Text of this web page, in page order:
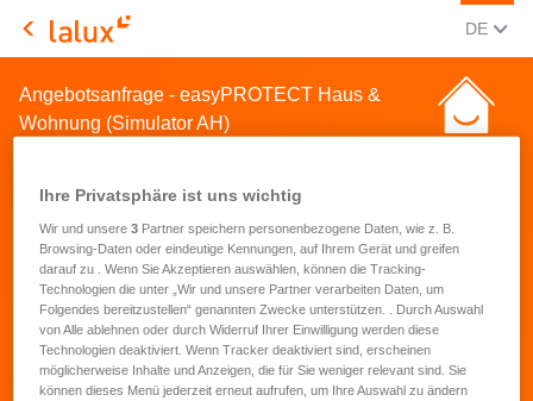
LALUX Assurances
DE
Angebotsanfrage - easyPROTECT Haus &
Wohnung (Simulator AH)
Angebotsanfrage für eine
Hausrat- und
Wohnungsversicherung
Ihre Privatsphäre ist uns wichtig
Wir und unsere3 Partner speichern personenbezogene Daten, wie z. B.
Browsing-Daten oder eindeutige Kennungen, auf Ihrem Gerät und greifen
darauf zu . Wenn Sie Akzeptieren auswählen, können die Tracking-
Technologien die unter „Wir und unsere Partner verarbeiten Daten, um
Folgendes bereitzustellen“ genannten Zwecke unterstützen. . Durch Auswahl
von Alle ablehnen oder durch Widerruf Ihrer Einwilligung werden diese
Technologien deaktiviert. Wenn Tracker deaktiviert sind, erscheinen
möglicherweise Inhalte und Anzeigen, die für Sie weniger relevant sind. Sie
können dieses Menü jederzeit erneut aufrufen, um Ihre Auswahl zu ändern